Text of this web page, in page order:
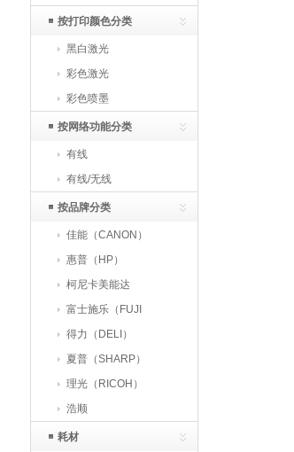
按打印颜色分类
黑白激光
彩色激光
彩色喷墨
按网络功能分类
有线
有线/无线
按品牌分类
佳能（CANON）
惠普（HP）
柯尼卡美能达
（KONICAMINOLTA）
富士施乐（FUJI
XEROX）
得力（DELI）
夏普（SHARP）
理光（RICOH）
浩顺
耗材